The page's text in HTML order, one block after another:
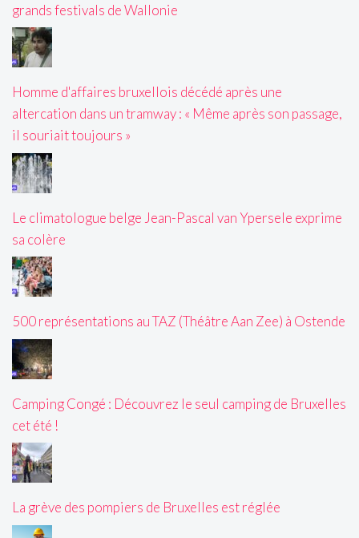
grands festivals de Wallonie
Homme d'affaires bruxellois décédé après une
altercation dans un tramway : « Même après son passage,
il souriait toujours »
Le climatologue belge Jean-Pascal van Ypersele exprime
sa colère
500 représentations au TAZ (Théâtre Aan Zee) à Ostende
Camping Congé : Découvrez le seul camping de Bruxelles
cet été !
La grève des pompiers de Bruxelles est réglée